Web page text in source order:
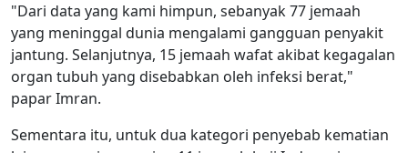
"Dari data yang kami himpun, sebanyak 77 jemaah
yang meninggal dunia mengalami gangguan penyakit
jantung. Selanjutnya, 15 jemaah wafat akibat kegagalan
organ tubuh yang disebabkan oleh infeksi berat,"
papar Imran.
Sementara itu, untuk dua kategori penyebab kematian